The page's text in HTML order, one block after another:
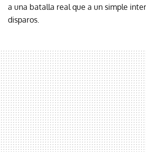
a una batalla real que a un simple
disparos.